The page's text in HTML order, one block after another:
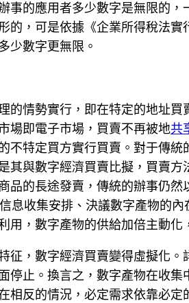
事的應用者多少數字是無限的
的，可是依據《企業所得稅法
少數字更無限。
的情勢實行，即在特定的地址
場即電子市場，買賣不再被地共
不特定買方實行買賣。對于傳
其與數字經濟買賣比擬，買賣
品的長途發賣，傳統的辦事仍
收集安排、決議數字產物的內
用，數字產物的供給加倍主動
征，數字經濟買賣變得虛擬化
停止。換言之，數字產物在收
相反的情況，必定需求依靠必